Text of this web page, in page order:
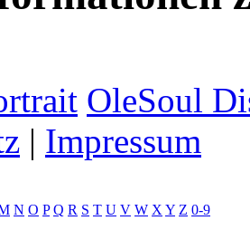
OleSoul
| Impressum
N O P Q R S T U V W X Y Z 0-9